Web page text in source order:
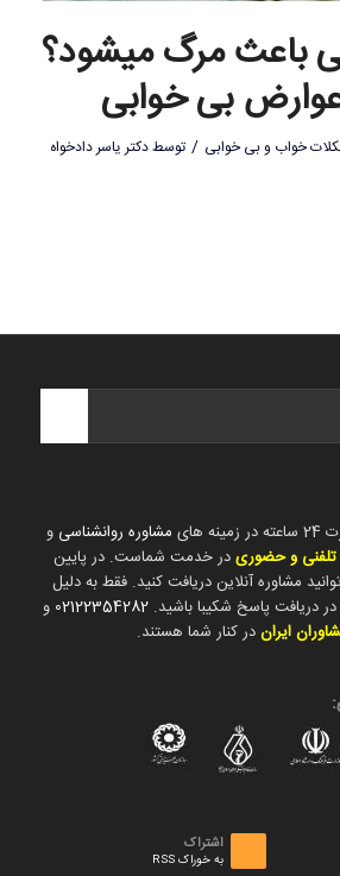
باعث مرگ میشود؟
بی خوابی
خواب و بی خوابی / توسطدکتر یاسر دادخواه
های مشاوره روانشناسی و
تلفنی و حضوریدر خدمت شماست. در پایین
مشاوره آنلاین دریافت کنید. فقط به دلیل
در دریافت پاسخ شکیبا باشید. 02122354282 و
ایراندر کنار شما هستند.
اشتراک
به خوراک RSS